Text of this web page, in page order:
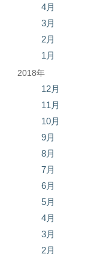
4月
3月
2月
1月
2018年
12月
11月
10月
9月
8月
7月
6月
5月
4月
3月
2月